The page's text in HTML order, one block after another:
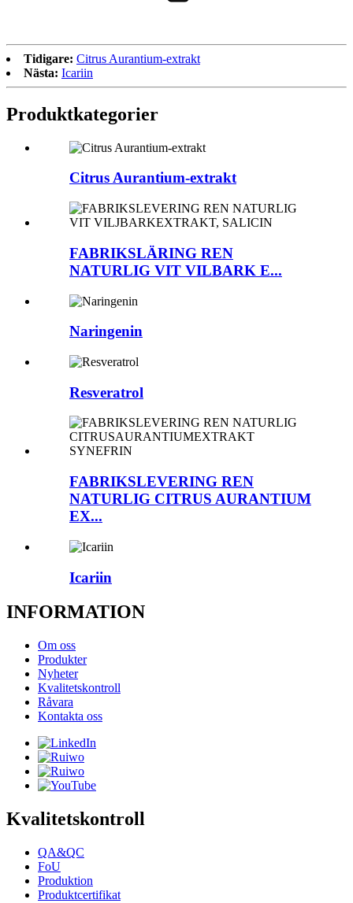
Tidigare: Citrus Aurantium-extrakt
Nästa: Icariin
Produktkategorier
Citrus Aurantium-extrakt
FABRIKSLÄRING REN
NATURLIG VIT VILBARK E...
Naringenin
Resveratrol
FABRIKSLEVERING REN
NATURLIG CITRUS AURANTIUM
EX...
Icariin
INFORMATION
Om oss
Produkter
Nyheter
Kvalitetskontroll
Råvara
Kontakta oss
Kvalitetskontroll
QA&QC
FoU
Produktion
Produktcertifikat